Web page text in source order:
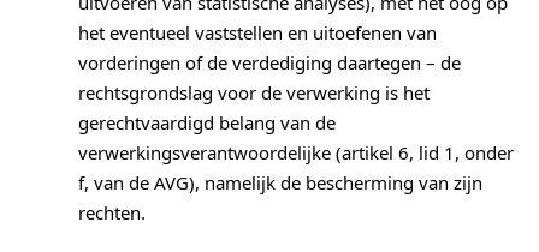
het eventueel vaststellen en uitoefenen van
vorderingen of de verdediging daartegen – de
rechtsgrondslag voor de verwerking is het
gerechtvaardigd belang van de
verwerkingsverantwoordelijke (artikel 6, lid 1, onder
f, van de AVG), namelijk de bescherming van zijn
rechten.